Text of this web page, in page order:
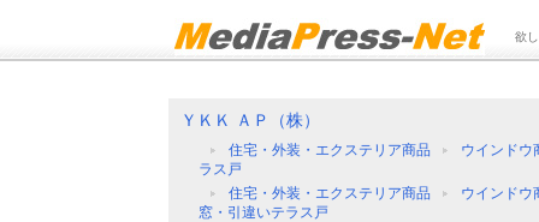
欲
ＹＫＫ ＡＰ（株）
住宅・外装・エクステリア商品
ウインドウ
ラス戸
住宅・外装・エクステリア商品
ウインドウ
窓・引違いテラス戸